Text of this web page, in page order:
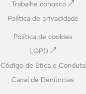
Trabalhe conosco
Política de privacidade
Política de cookies
LGPD
Código de Ética e Conduta
Canal de Denúncias